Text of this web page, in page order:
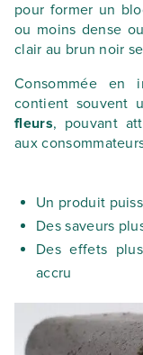
pour former un
ou moins dense
clair au brun noir
Consommée en
contient souvent
fleurs, pouvant
aux
Un produit
Des saveurs
Des effets
accru